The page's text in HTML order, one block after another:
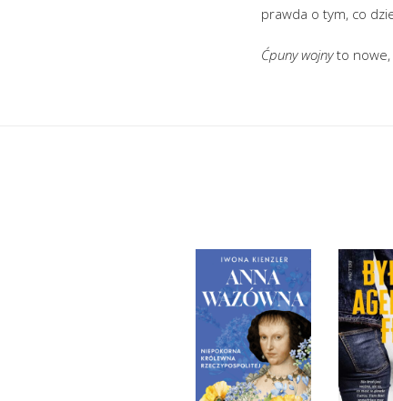
prawda o tym, co
Ćpuny wojnyto nowe,